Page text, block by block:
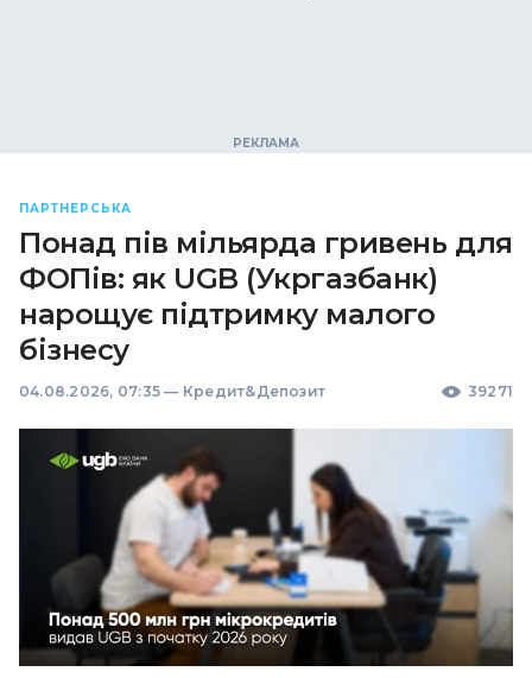
ПАРТНЕРСЬКА
Понад пів мільярда гривень для
ФОПів: як UGB (Укргазбанк)
нарощує підтримку малого
бізнесу
04.08.2026, 07:35 — Кредит&Депозит 39271